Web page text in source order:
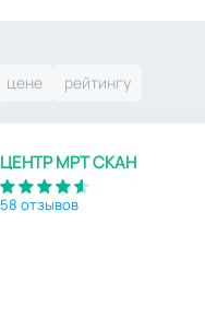
ЦЕНТР МРТ СКАН
58 отзывов